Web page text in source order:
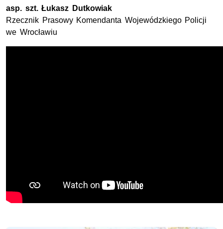
asp. szt.Łukasz Dutkowiak
Rzecznik Prasowy Komendanta Wojewódzkiego Policji
we Wrocławiu